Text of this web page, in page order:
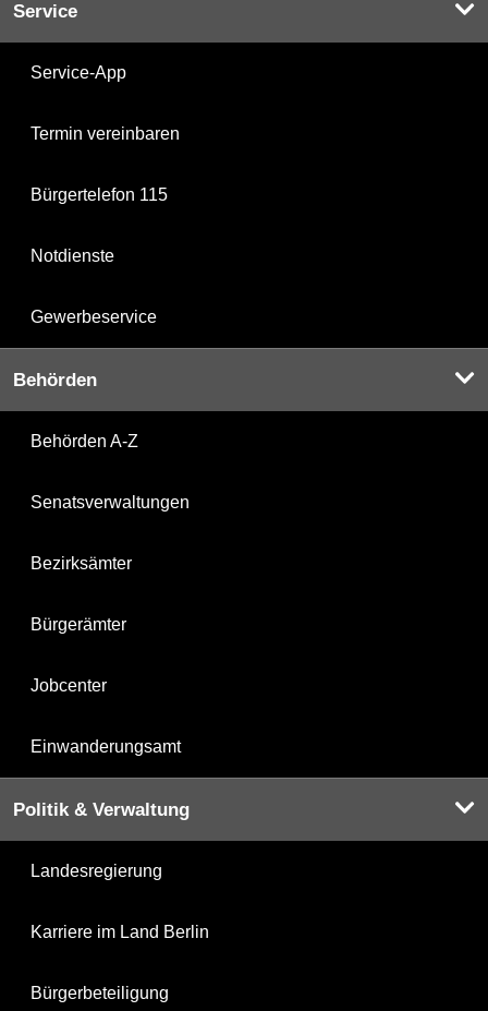
Service
Service-App
Termin vereinbaren
Bürgertelefon 115
Notdienste
Gewerbeservice
Behörden
Behörden A-Z
Senatsverwaltungen
Bezirksämter
Bürgerämter
Jobcenter
Einwanderungsamt
Politik & Verwaltung
Landesregierung
Karriere im Land Berlin
Bürgerbeteiligung